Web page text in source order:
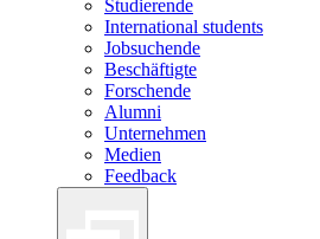
Studierende
International students
Jobsuchende
Beschäftigte
Forschende
Alumni
Unternehmen
Medien
Feedback